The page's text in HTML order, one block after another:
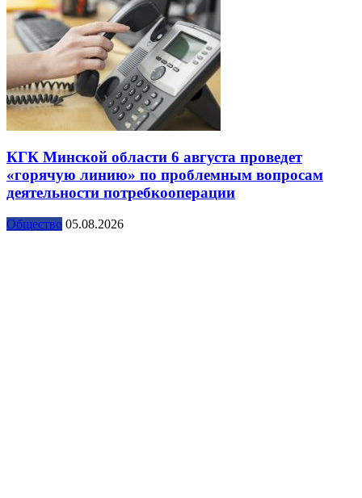
КГК Минской области 6 августа проведет
«горячую линию» по проблемным вопросам
деятельности потребкооперации
Общество 05.08.2026